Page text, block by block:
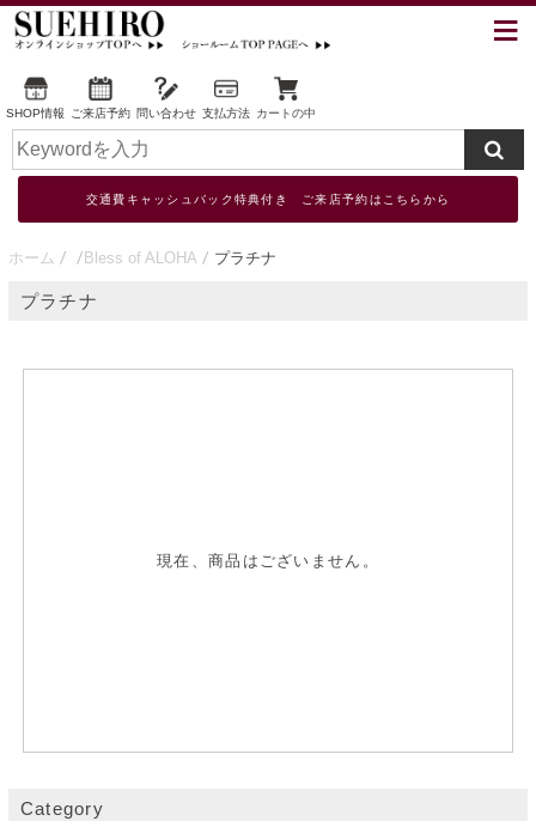
SHOP情報 ご来店予約 問い合わせ 支払方法 カートの中
交通費キャッシュバック特典付き ご来店予約はこちらから
ホーム Bless of ALOHA プラチナ
プラチナ
現在、商品はございません。
Category